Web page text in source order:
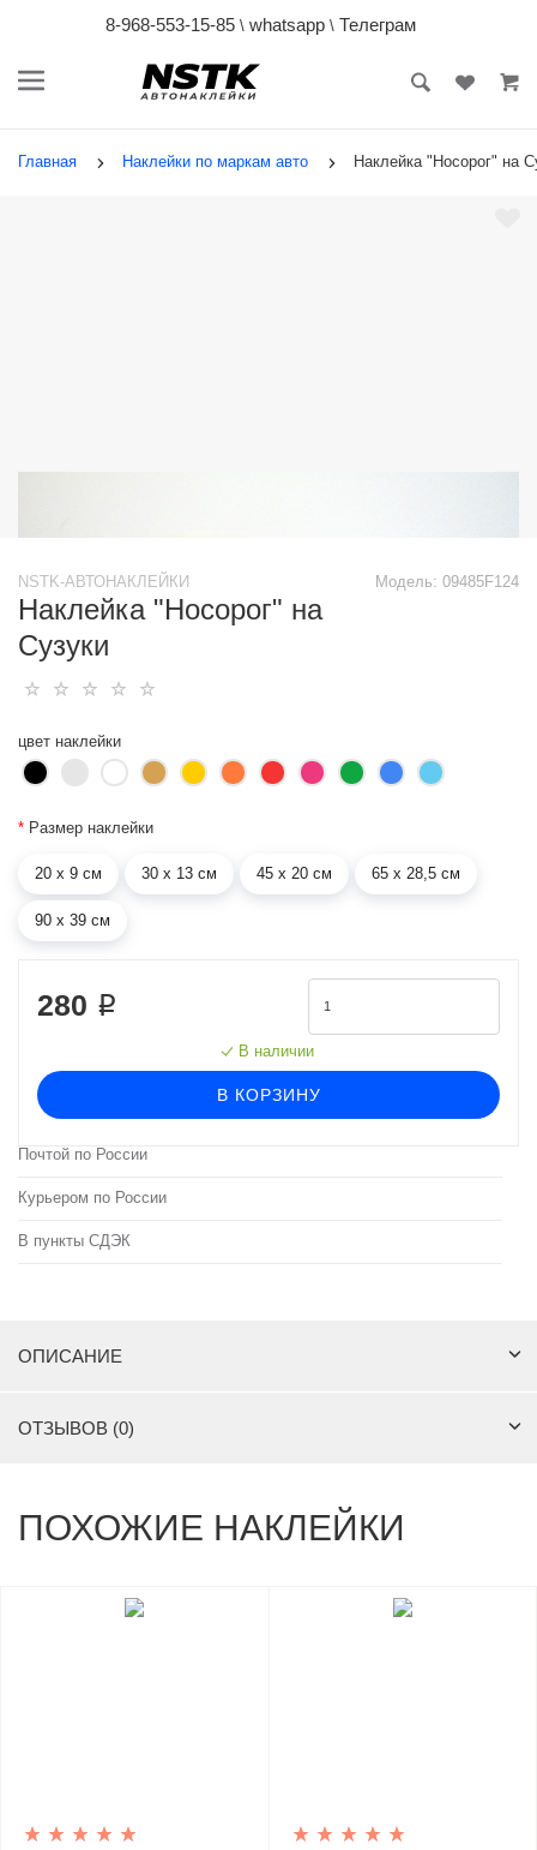
8-968-553-15-85 \ whatsapp\ Телеграм
Главная Наклейки по маркам авто Наклейка "Носорог" на
Модель: 09485F124
NSTK-АВТОНАКЛЕЙКИ
Наклейка "Носорог" на
Сузуки
цвет наклейки
* Размер наклейки
20 х 9 см 30 х 13 см 45 х 20 см 65 х 28,5 см
90 х 39 см
280 ₽
В наличии
В КОРЗИНУ
Почтой по России
Курьером по России
В пункты СДЭК
ОПИСАНИЕ
ОТЗЫВОВ (0)
ПОХОЖИЕ НАКЛЕЙКИ